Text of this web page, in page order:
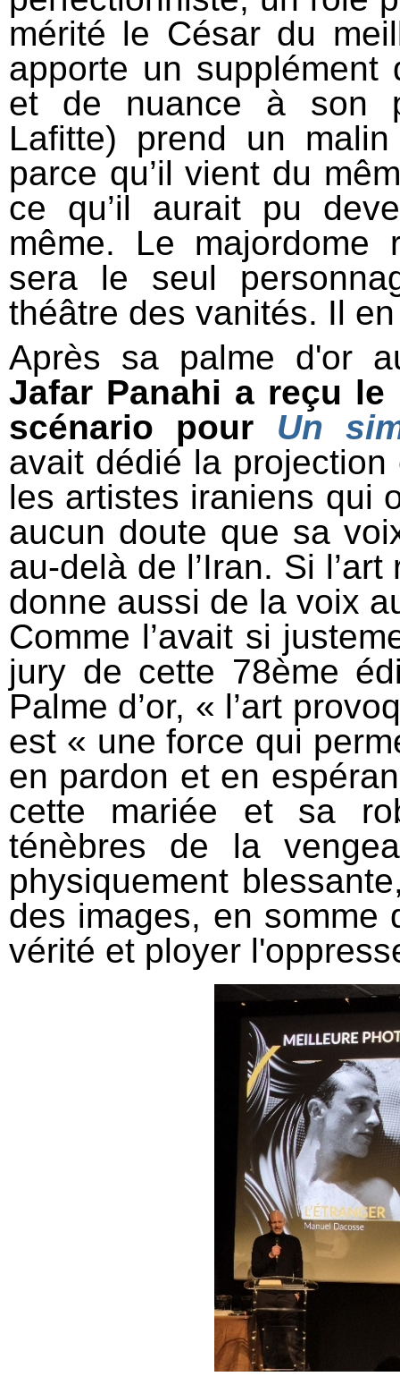
mérité le César du
apporte un supplément
et de nuance à son
Lafitte) prend un
parce qu’il vient du
ce qu’il aurait pu
même. Le majordome
sera le seul
théâtre des vanités. Il
Après sa palme d'or
Jafar Panahi a reçu
scénario pour Un
avait dédié la
les artistes iraniens qui
aucun doute que sa
au-delà de l’Iran. Si
donne aussi de la voix
Comme l’avait si
jury de cette 78ème
Palme d’or, « l’art
est « une force qui
en pardon et en
cette mariée et sa
ténèbres de la
physiquement
des images, en somme
vérité et ployer